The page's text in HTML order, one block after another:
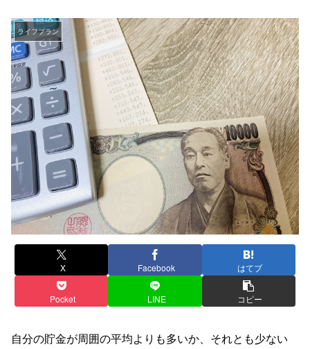
ライフプラン
X Facebook はてブ
Pocket LINE コピー
自分の貯金が周囲の平均よりも多いか、それとも少ない